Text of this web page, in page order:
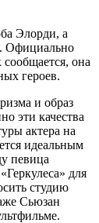
Элорди, а
Официально
она
героев.
и образ
эти качества
актера на
идеальным
певица
для
студию
Сьюзан